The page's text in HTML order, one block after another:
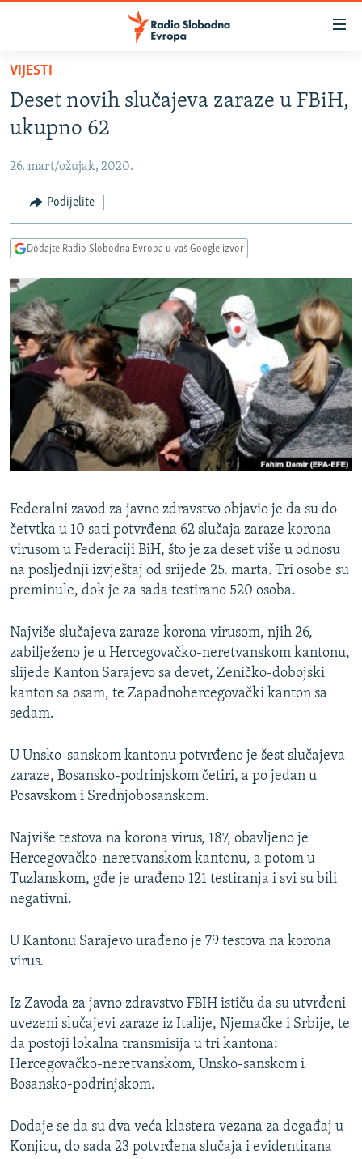
Pređite
glavni
sadržaj
na
navigaciju
Pređite
na
BOSNA I HERCEGOVINA
SRBIJA
KOSOVO
CRNA GORA
VIDEO
INFOGRAFIKE
PODCASTI
RAT U UKRAJINI
KINA NA BALKANU
RSE PRIČE IZ SVIJETA
ISPRIČAJ MI
DNEVNO@RSE
SPECIJALI RSE
VIŠE OD NASLOVA
POPLAVE I KLIZIŠTA U BIH 2024.
TV LIBERTY
POST SCRIPTUM
TRI DECENIJE OD RATA U BIH
SVE KARTE DEJTONA
NASTANAK I RASPAD JUGOSLAVIJE
Sve RFE/RL stranice
VIJESTI
Deset novih slučajeva zaraze u FBiH,
ukupno 62
26. mart/ožujak, 2020.
Podijelite
Dodajte Radio Slobodna Evropa u vaš Google izvor
Federalni zavod za javno zdravstvo objavio je da su do
četvtka u 10 sati potvrđena 62 slučaja zaraze korona
virusom u Federaciji BiH, što je za deset više u odnosu
na posljednji izvještaj od srijede 25. marta. Tri osobe su
preminule, dok je za sada testirano 520 osoba.
Najviše slučajeva zaraze korona virusom, njih 26,
zabilježeno je u Hercegovačko-neretvanskom kantonu,
slijede Kanton Sarajevo sa devet, Zeničko-dobojski
kanton sa osam, te Zapadnohercegovački kanton sa
sedam.
U Unsko-sanskom kantonu potvrđeno je šest slučajeva
zaraze, Bosansko-podrinjskom četiri, a po jedan u
Posavskom i Srednjobosanskom.
Najviše testova na korona virus, 187, obavljeno je
Hercegovačko-neretvanskom kantonu, a potom u
Tuzlanskom, gđe je urađeno 121 testiranja i svi su bili
negativni.
U Kantonu Sarajevo urađeno je 79 testova na korona
virus.
Iz Zavoda za javno zdravstvo FBIH ističu da su utvrđeni
uvezeni slučajevi zaraze iz Italije, Njemačke i Srbije, te
da postoji lokalna transmisija u tri kantona:
Hercegovačko-neretvanskom, Unsko-sanskom i
Bosansko-podrinjskom.
Dodaje se da su dva veća klastera vezana za događaj u
Konjicu, do sada 23 potvrđena slučaja i evidentirana